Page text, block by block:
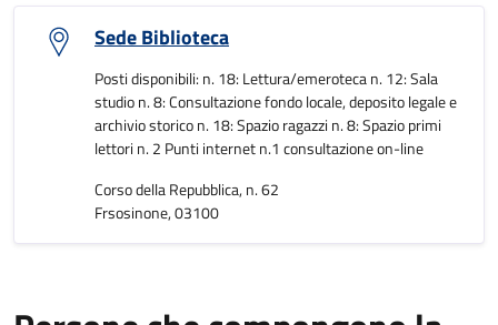
Sede Biblioteca
Posti disponibili: n. 18: Lettura/emeroteca n. 12: Sala
studio n. 8: Consultazione fondo locale, deposito legale e
archivio storico n. 18: Spazio ragazzi n. 8: Spazio primi
lettori n. 2 Punti internet n.1 consultazione on-line
Corso della Repubblica, n. 62
Frsosinone, 03100